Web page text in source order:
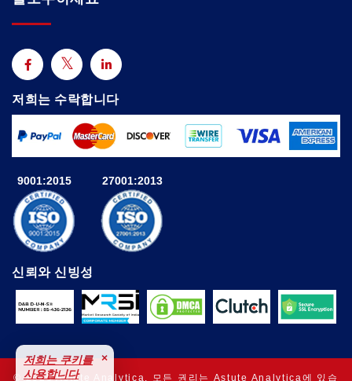
저희는 수락합니다
9001:2015 27001:2013
신뢰와 신빙성
© 2025 Astute Analytica. 모든 권리는 Astute Analytica에 있습
저희는 쿠키를
사용합니다
×